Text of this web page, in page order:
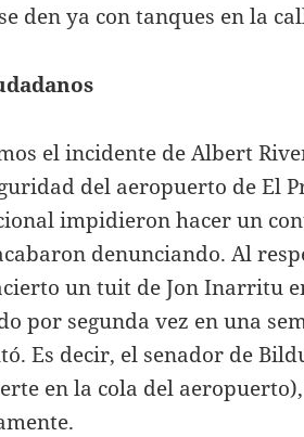
den ya con tanques en la
el incidente de Albert
del aeropuerto de El
impidieron hacer un
denunciando. Al
un tuit de Jon Inarritu
por segunda vez en una
Es decir, el senador de
en la cola del